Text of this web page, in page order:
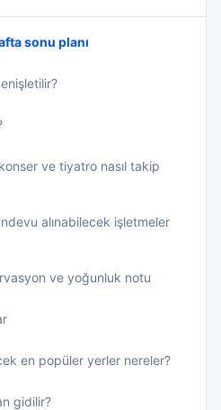
sonu planı
ve tiyatro nasıl takip
alınabilecek işletmeler
ve yoğunluk notu
en popüler yerler nereler?
gidilir?